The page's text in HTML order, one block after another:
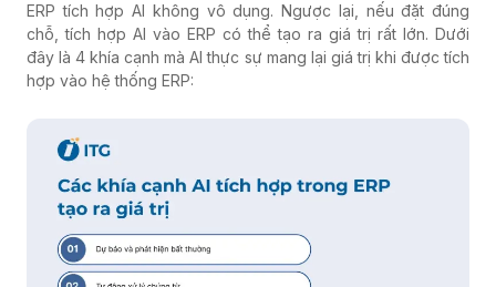
ERP tích hợp AI không vô dụng. Ngược lại, nếu đặt đúng
chỗ, tích hợp AI vào ERP có thể tạo ra giá trị rất lớn. Dưới
đây là 4 khía cạnh mà AI thực sự mang lại giá trị khi được tích
hợp vào hệ thống ERP: